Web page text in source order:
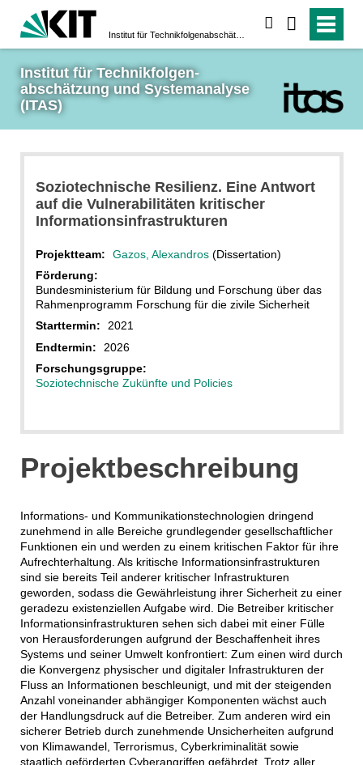
Institut für Technikfolgen­
abschätzung und System­analyse
(ITAS)
Soziotechnische Resilienz. Eine Antwort
auf die Vulnerabilitäten kritischer
Informationsinfrastrukturen
Projektteam: Gazos, Alexandros(Dissertation)
Förderung:
Bundesministerium für Bildung und Forschung über das
Rahmenprogramm Forschung für die zivile Sicherheit
Starttermin:
2021
Endtermin:
2026
Forschungsgruppe:
Soziotechnische Zukünfte und Policies
Projektbeschreibung
Informations- und Kommunikationstechnologien dringend
zunehmend in alle Bereiche grundlegender gesellschaftlicher
Funktionen ein und werden zu einem kritischen Faktor für ihre
Aufrechterhaltung. Als kritische Informationsinfrastrukturen
sind sie bereits Teil anderer kritischer Infrastrukturen
geworden, sodass die Gewährleistung ihrer Sicherheit zu einer
geradezu existenziellen Aufgabe wird. Die Betreiber kritischer
Informationsinfrastrukturen sehen sich dabei mit einer Fülle
von Herausforderungen aufgrund der Beschaffenheit ihres
Systems und seiner Umwelt konfrontiert: Zum einen wird durch
die Konvergenz physischer und digitaler Infrastrukturen der
Fluss an Informationen beschleunigt, und mit der steigenden
Anzahl voneinander abhängiger Komponenten wächst auch
der Handlungsdruck auf die Betreiber. Zum anderen wird ein
sicherer Betrieb durch zunehmende Unsicherheiten aufgrund
von Klimawandel, Terrorismus, Cyberkriminalität sowie
staatlich geförderten Cyberangriffen gefährdet. Trotz aller